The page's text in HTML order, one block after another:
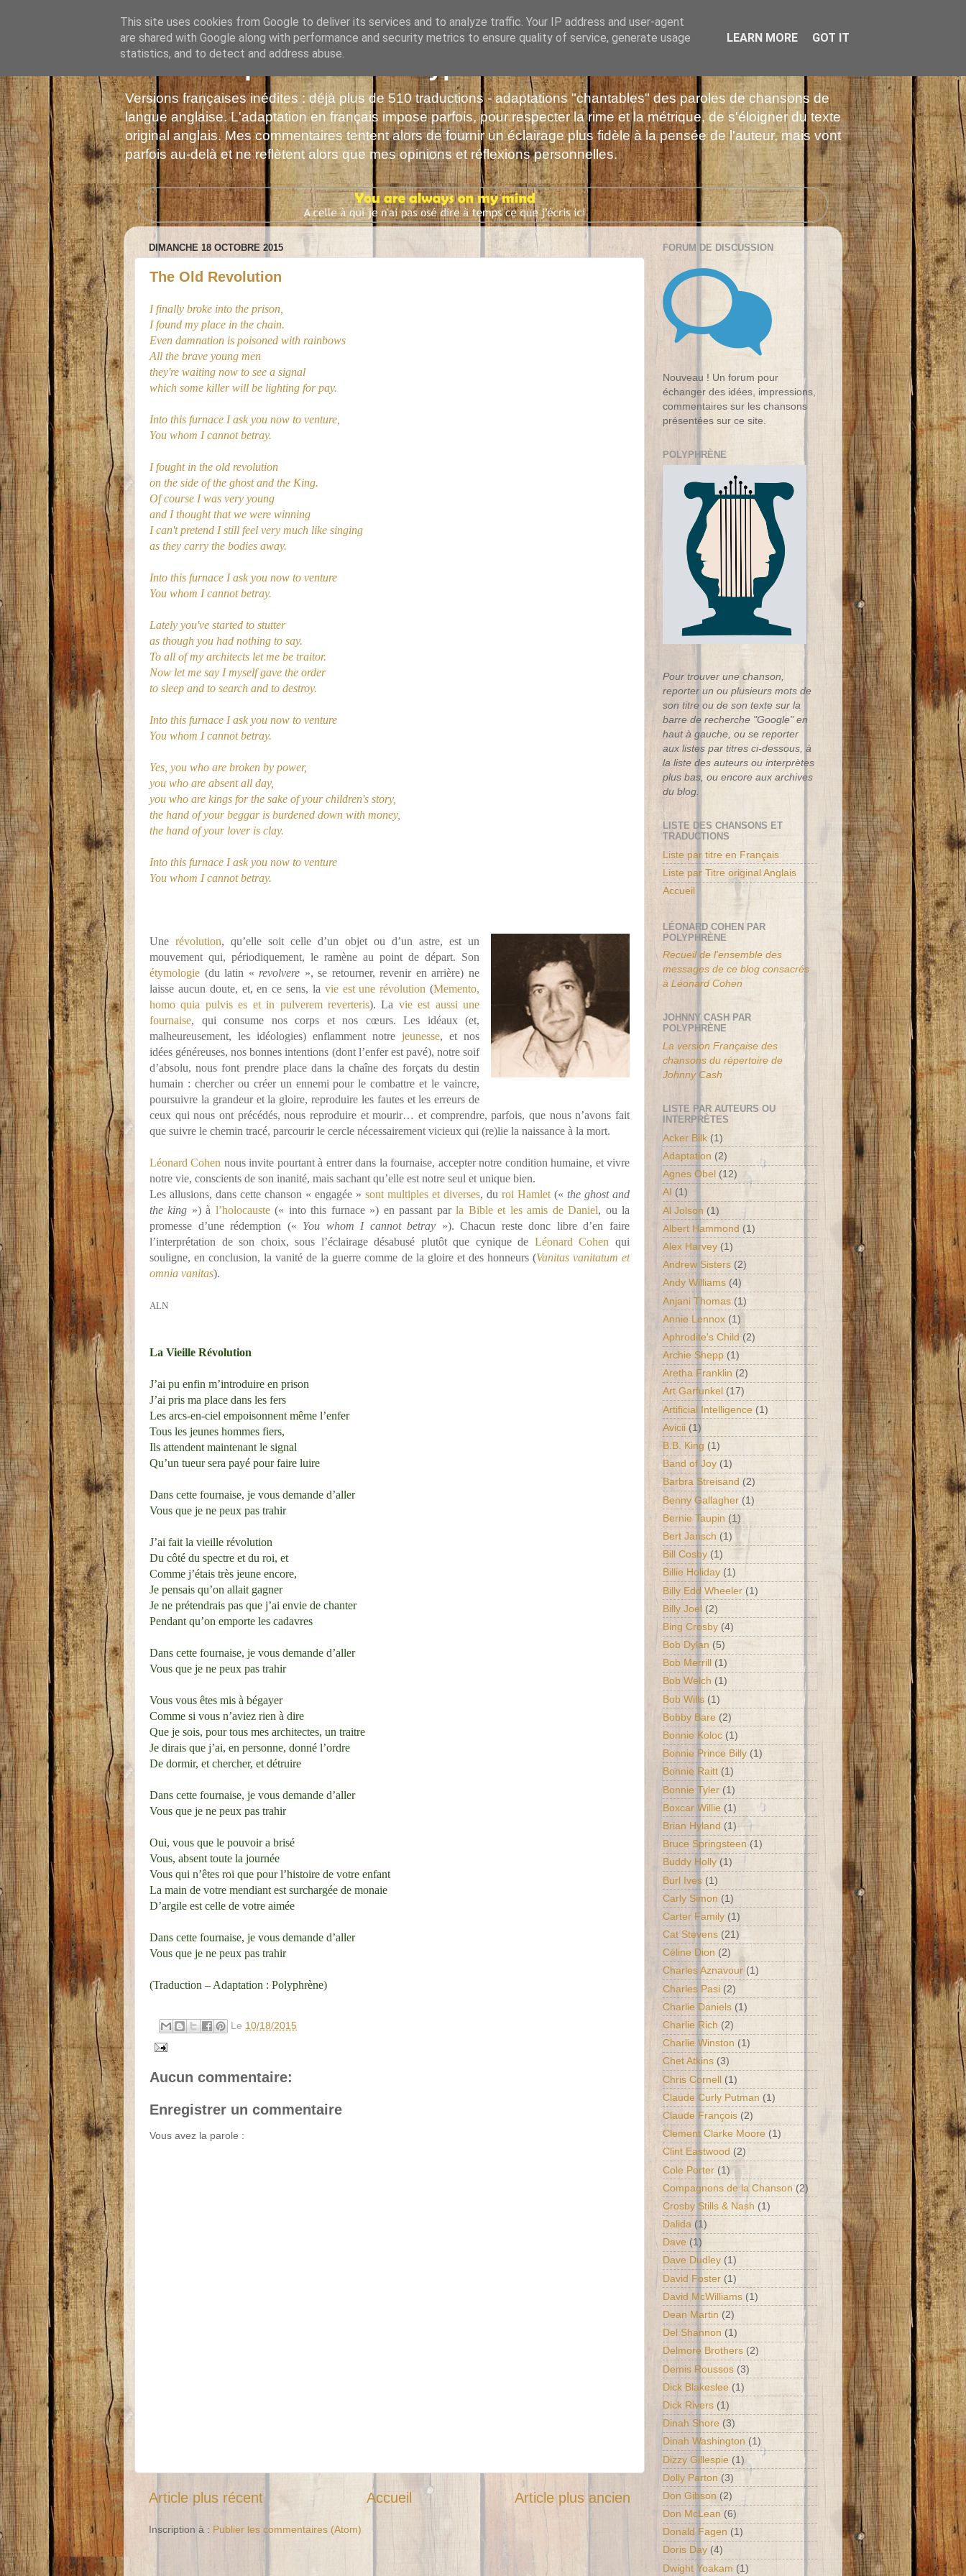
Les Monophonies de Polyphrène
Versions françaises inédites : déjà plus de 510 traductions - adaptations "chantables" des paroles de chansons de
langue anglaise. L'adaptation en français impose parfois, pour respecter la rime et la métrique, de s'éloigner du texte
original anglais. Mes commentaires tentent alors de fournir un éclairage plus fidèle à la pensée de l'auteur, mais vont
parfois au-delà et ne reflètent alors que mes opinions et réflexions personnelles.
DIMANCHE 18 OCTOBRE 2015
The Old Revolution
I finally broke into the prison,
I found my place in the chain.
Even damnation is poisoned with rainbows
All the brave young men
they're waiting now to see a signal
which some killer will be lighting for pay.
Into this furnace I ask you now to venture,
You whom I cannot betray.
I fought in the old revolution
on the side of the ghost and the King.
Of course I was very young
and I thought that we were winning
I can't pretend I still feel very much like singing
as they carry the bodies away.
Into this furnace I ask you now to venture
You whom I cannot betray.
Lately you've started to stutter
as though you had nothing to say.
To all of my architects let me be traitor.
Now let me say I myself gave the order
to sleep and to search and to destroy.
Into this furnace I ask you now to venture
You whom I cannot betray.
Yes, you who are broken by power,
you who are absent all day,
you who are kings for the sake of your children's story,
the hand of your beggar is burdened down with money,
the hand of your lover is clay.
Into this furnace I ask you now to venture
You whom I cannot betray.
Une révolution, qu’elle soit celle d’un objet ou d’un astre, est un
mouvement qui, périodiquement, le ramène au point de départ. Son
étymologie (du latin « revolvere », se retourner, revenir en arrière) ne
laisse aucun doute, et, en ce sens, la vie est une révolution (Memento,
homo quia pulvis es et in pulverem reverteris). La vie est aussi une
fournaise, qui consume nos corps et nos cœurs. Les idéaux (et,
malheureusement, les idéologies) enflamment notre jeunesse, et nos
idées généreuses, nos bonnes intentions (dont l’enfer est pavé), notre soif
d’absolu, nous font prendre place dans la chaîne des forçats du destin
humain : chercher ou créer un ennemi pour le combattre et le vaincre,
poursuivre la grandeur et la gloire, reproduire les fautes et les erreurs de
ceux qui nous ont précédés, nous reproduire et mourir… et comprendre, parfois, que nous n’avons fait
que suivre le chemin tracé, parcourir le cercle nécessairement vicieux qui (re)lie la naissance à la mort.
Léonard Cohen nous invite pourtant à entrer dans la fournaise, accepter notre condition humaine, et vivre
notre vie, conscients de son inanité, mais sachant qu’elle est notre seul et unique bien.
Les allusions, dans cette chanson « engagée » sont multiples et diverses, du roi Hamlet (« the ghost and
the king ») à l’holocauste(« into this furnace ») en passant parla Bible et les amis de Daniel, ou la
promesse d’une rédemption (« You whom I cannot betray »). Chacun reste donc libre d’en faire
l’interprétation de son choix, sous l’éclairage désabusé plutôt que cynique de Léonard Cohen qui
souligne, en conclusion, la vanité de la guerre comme de la gloire et des honneurs (Vanitas vanitatum et
omnia vanitas).
ALN
La Vieille Révolution
J’ai pu enfin m’introduire en prison
J’ai pris ma place dans les fers
Les arcs-en-ciel empoisonnent même l’enfer
Tous les jeunes hommes fiers,
Ils attendent maintenant le signal
Qu’un tueur sera payé pour faire luire
Dans cette fournaise, je vous demande d’aller
Vous que je ne peux pas trahir
J’ai fait la vieille révolution
Du côté du spectre et du roi, et
Comme j’étais très jeune encore,
Je pensais qu’on allait gagner
Je ne prétendrais pas que j’ai envie de chanter
Pendant qu’on emporte les cadavres
Dans cette fournaise, je vous demande d’aller
Vous que je ne peux pas trahir
Vous vous êtes mis à bégayer
Comme si vous n’aviez rien à dire
Que je sois, pour tous mes architectes, un traitre
Je dirais que j’ai, en personne, donné l’ordre
De dormir, et chercher, et détruire
Dans cette fournaise, je vous demande d’aller
Vous que je ne peux pas trahir
Oui, vous que le pouvoir a brisé
Vous, absent toute la journée
Vous qui n’êtes roi que pour l’histoire de votre enfant
La main de votre mendiant est surchargée de monaie
D’argile est celle de votre aimée
Dans cette fournaise, je vous demande d’aller
Vous que je ne peux pas trahir
(Traduction – Adaptation : Polyphrène)
Le 10/18/2015
Aucun commentaire:
Enregistrer un commentaire
Vous avez la parole :
Article plus récent Article plus ancien
Accueil
Inscription à : Publier les commentaires (Atom)
FORUM DE DISCUSSION
Nouveau ! Un forum pour
échanger des idées, impressions,
commentaires sur les chansons
présentées sur ce site.
POLYPHRÈNE
Pour trouver une chanson,
reporter un ou plusieurs mots de
son titre ou de son texte sur la
barre de recherche "Google" en
haut à gauche, ou se reporter
aux listes par titres ci-dessous, à
la liste des auteurs ou interprètes
plus bas, ou encore aux archives
du blog.
LISTE DES CHANSONS ET
TRADUCTIONS
Liste par titre en Français
Liste par Titre original Anglais
Accueil
LÉONARD COHEN PAR
POLYPHRÈNE
Recueil de l'ensemble des
messages de ce blog consacrés
à Léonard Cohen
JOHNNY CASH PAR
POLYPHRÈNE
La version Française des
chansons du répertoire de
Johnny Cash
LISTE PAR AUTEURS OU
INTERPRÈTES
Acker Bilk (1)
Adaptation (2)
Agnes Obel (12)
AI (1)
Al Jolson (1)
Albert Hammond (1)
Alex Harvey (1)
Andrew Sisters (2)
Andy Williams (4)
Anjani Thomas (1)
Annie Lennox (1)
Aphrodite's Child (2)
Archie Shepp (1)
Aretha Franklin (2)
Art Garfunkel (17)
Artificial Intelligence (1)
Avicii (1)
B.B. King (1)
Band of Joy (1)
Barbra Streisand (2)
Benny Gallagher (1)
Bernie Taupin (1)
Bert Jansch (1)
Bill Cosby (1)
Billie Holiday (1)
Billy Edd Wheeler (1)
Billy Joel (2)
Bing Crosby (4)
Bob Dylan (5)
Bob Merrill (1)
Bob Welch (1)
Bob Wills (1)
Bobby Bare (2)
Bonnie Koloc (1)
Bonnie Prince Billy (1)
Bonnie Raitt (1)
Bonnie Tyler (1)
Boxcar Willie (1)
Brian Hyland (1)
Bruce Springsteen (1)
Buddy Holly (1)
Burl Ives (1)
Carly Simon (1)
Carter Family (1)
Cat Stevens (21)
Céline Dion (2)
Charles Aznavour (1)
Charles Pasi (2)
Charlie Daniels (1)
Charlie Rich (2)
Charlie Winston (1)
Chet Atkins (3)
Chris Cornell (1)
Claude Curly Putman (1)
Claude François (2)
Clement Clarke Moore (1)
Clint Eastwood (2)
Cole Porter (1)
Compagnons de la Chanson (2)
Crosby Stills & Nash (1)
Dalida (1)
Dave (1)
Dave Dudley (1)
David Foster (1)
David McWilliams (1)
Dean Martin (2)
Del Shannon (1)
Delmore Brothers (2)
Demis Roussos (3)
Dick Blakeslee (1)
Dick Rivers (1)
Dinah Shore (3)
Dinah Washington (1)
Dizzy Gillespie (1)
Dolly Parton (3)
Don Gibson (2)
Don McLean (6)
Donald Fagen (1)
Doris Day (4)
Dwight Yoakam (1)
This site uses cookies from Google to deliver its services and to analyze traffic. Your IP address and user-agent
are shared with Google along with performance and security metrics to ensure quality of service, generate usage
statistics, and to detect and address abuse.
LEARN MORE GOT IT